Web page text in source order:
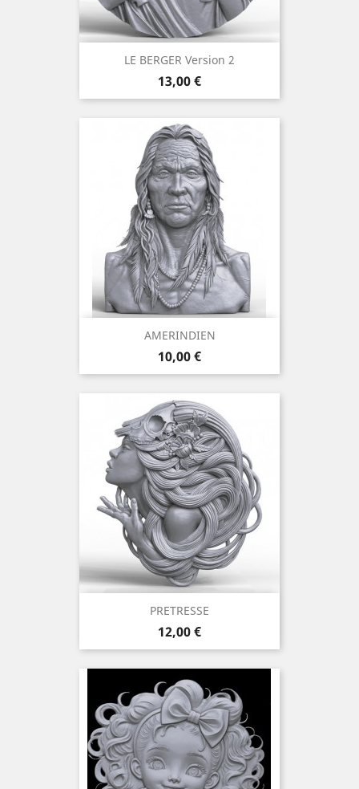
LE BERGER Version 2
Prix
13,00 €
AMERINDIEN
Prix
10,00 €
PRETRESSE
Prix
12,00 €